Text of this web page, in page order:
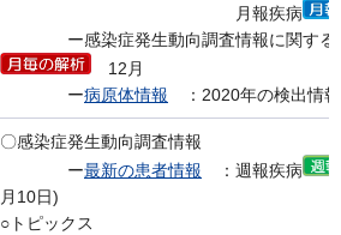
月報疾病
ー感染症発生動向調査情報に関する
12月
ー病原体情報 ：2020年の検出情報
〇感染症発生動向調査情報
ー最新の患者情報 ：週報疾病
月10日)
○トピックス